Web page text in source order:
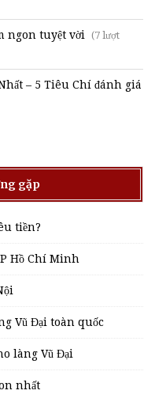
ngon tuyệt vời (7 lượt
– 5 Tiêu Chí đánh giá
gặp
tiền?
Hồ Chí Minh
Vũ Đại toàn quốc
làng Vũ Đại
nhất